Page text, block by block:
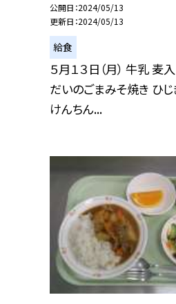
公開日 2024/05/13
更新日 2024/05/13
給食
５月１３日（月） 牛乳 麦
だいのごまみそ焼き ひ
けんちん...